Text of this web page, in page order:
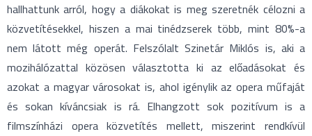
hallhattunk arról, hogy a diákokat is meg szeretnék célozni a
közvetítésekkel, hiszen a mai tinédzserek több, mint 80%-a
nem látott még operát. Felszólalt Szinetár Miklós is, aki a
mozihálózattal közösen választotta ki az előadásokat és
azokat a magyar városokat is, ahol igénylik az opera műfaját
és sokan kíváncsiak is rá. Elhangzott sok pozitívum is a
filmszínházi opera közvetítés mellett, miszerint rendkívül